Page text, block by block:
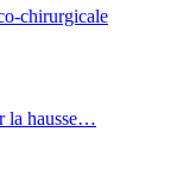
chirurgicale
la hausse…